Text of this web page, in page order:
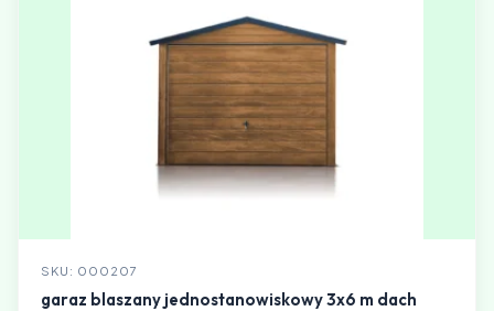
SKU: 000207
garaz blaszany jednostanowiskowy 3x6 m dach